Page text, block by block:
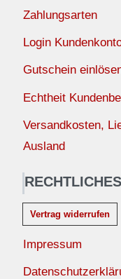
Zahlungsarten
Login
Gutschein
Echtheit
Versandkosten,
Ausland
RECHTLICHES
Vertrag widerrufen
Impressum